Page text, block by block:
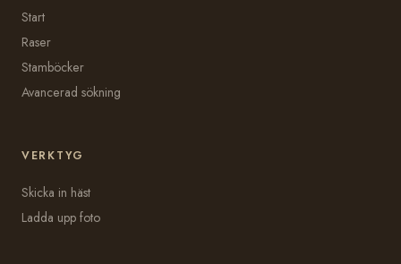
Start
Raser
Stamböcker
Avancerad sökning
VERKTYG
Skicka in häst
Ladda upp foto